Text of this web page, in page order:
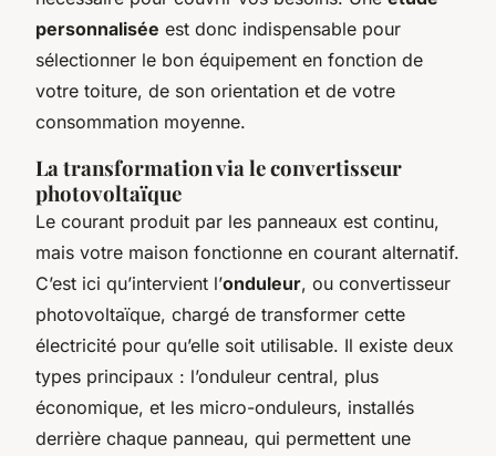
personnalisée est donc indispensable pour
sélectionner le bon équipement en fonction de
votre toiture, de son orientation et de votre
consommation moyenne.
La transformation via le convertisseur
photovoltaïque
Le courant produit par les panneaux est continu,
mais votre maison fonctionne en courant alternatif.
C’est ici qu’intervient l’onduleur, ou convertisseur
photovoltaïque, chargé de transformer cette
électricité pour qu’elle soit utilisable. Il existe deux
types principaux : l’onduleur central, plus
économique, et les micro-onduleurs, installés
derrière chaque panneau, qui permettent une